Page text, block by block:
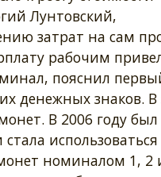
Лунтовский,
затрат на сам
рабочим
пояснил
денежных знаков. В
В 2006 году был
использоваться
номиналом 1, 2